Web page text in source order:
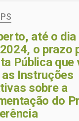
até o dia
o prazo
Pública que
Instruções
sobre a
do